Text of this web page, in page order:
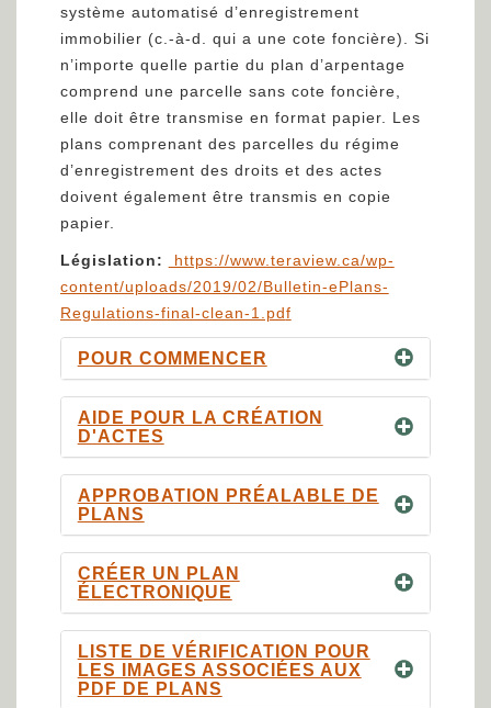
système automatisé d’enregistrement
immobilier (c.-à-d. qui a une cote foncière). Si
n’importe quelle partie du plan d’arpentage
comprend une parcelle sans cote foncière,
elle doit être transmise en format papier. Les
plans comprenant des parcelles du régime
d’enregistrement des droits et des actes
doivent également être transmis en copie
papier.
Législation:
https://www.teraview.ca/wp-
content/uploads/2019/02/Bulletin-ePlans-
Regulations-final-clean-1.pdf
POUR COMMENCER
AIDE POUR LA CRÉATION
D'ACTES
APPROBATION PRÉALABLE DE
PLANS
CRÉER UN PLAN
ÉLECTRONIQUE
LISTE DE VÉRIFICATION POUR
LES IMAGES ASSOCIÉES AUX
PDF DE PLANS